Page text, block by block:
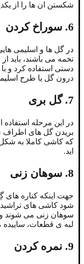
شکستن ان ها را از
6. سوراخ کردن
در گل ها و اسلیمی
تخمه می باشند، باید
دستی استفاده کرد و
درون گل یا طرح
7. گل بری
در این مرحله استفاده
بریدن گل های
که کاشی کاملا به
اید.
8. سوهان زنی
جهت اینکه کناره
شود کاشی های
سوهان زنی می شوند
لبه ی قطعات،
9. نمره کردن